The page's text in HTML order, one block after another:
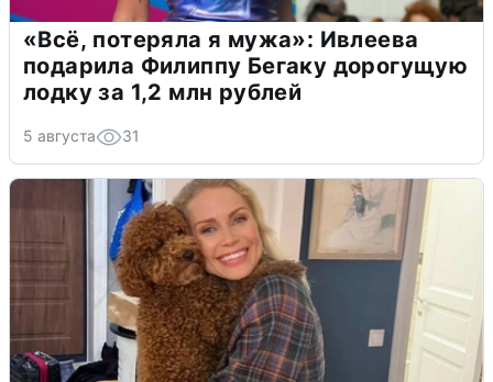
«Всё, потеряла я мужа»: Ивлеева
подарила Филиппу Бегаку дорогущую
лодку за 1,2 млн рублей
5 августа 31